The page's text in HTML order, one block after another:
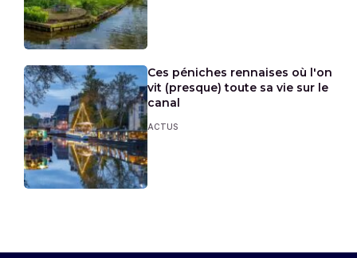
Ces péniches rennaises où l'on
vit (presque) toute sa vie sur le
canal
ACTUS